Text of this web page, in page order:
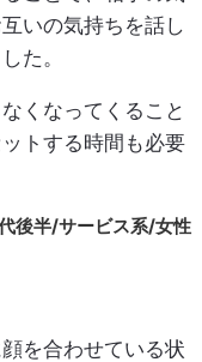
いの気持ちを話し
た。
くなってくること
トする時間も必要
後半/サービス系/女性
を合わせている状